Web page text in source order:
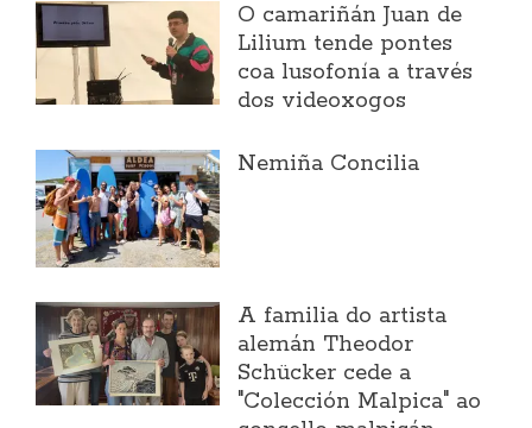
O camariñán Juan de
Lilium tende pontes
coa lusofonía a través
dos videoxogos
Nemiña Concilia
A familia do artista
alemán Theodor
Schücker cede a
"Colección Malpica" ao